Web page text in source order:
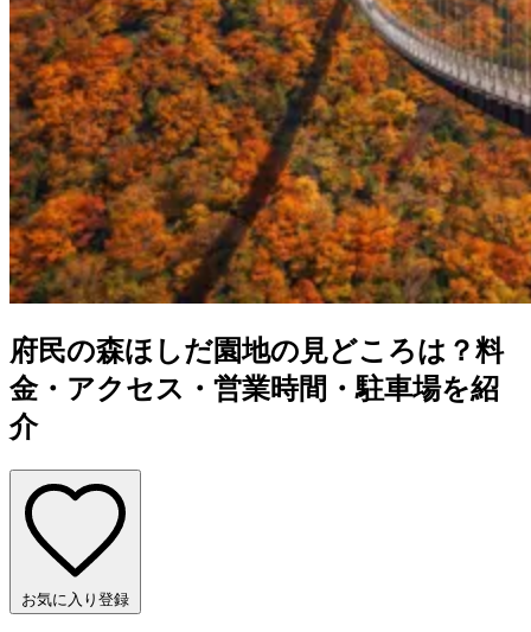
府民の森ほしだ園地の見どころは？料
金・アクセス・営業時間・駐車場を紹
介
お気に入り登録